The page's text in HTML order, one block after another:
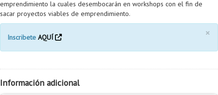
emprendimiento la cuales desembocarán en workshops con el fin de
sacar proyectos viables de emprendimiento.
×
Inscribete AQUÍ
Información adicional
Proyecto de grado
Reingreso
Transferencia